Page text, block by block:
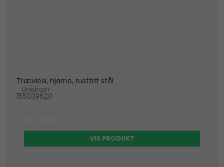
Trævlesi, hjørne, rustfrit stål
Unidrain
155039620
VIS PRODUKT